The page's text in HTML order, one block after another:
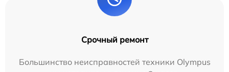
Срочный ремонт
Большинство неисправностей техники Olympus